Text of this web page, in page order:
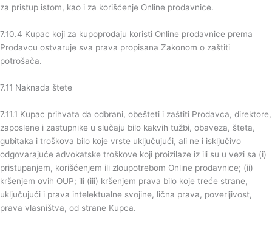
za pristup istom, kao i za korišćenje Online prodavnice.
7.10.4 Kupac koji za kupoprodaju koristi Online prodavnice prema
Prodavcu ostvaruje sva prava propisana Zakonom o zaštiti
potrošača.
7.11 Naknada štete
7.11.1 Kupac prihvata da odbrani, obešteti i zaštiti Prodavca, direktore,
zaposlene i zastupnike u slučaju bilo kakvih tužbi, obaveza, šteta,
gubitaka i troškova bilo koje vrste uključujući, ali ne i isključivo
odgovarajuće advokatske troškove koji proizilaze iz ili su u vezi sa (i)
pristupanjem, korišćenjem ili zloupotrebom Online prodavnice; (ii)
kršenjem ovih OUP; ili (iii) kršenjem prava bilo koje treće strane,
uključujući i prava intelektualne svojine, lična prava, poverljivost,
prava vlasništva, od strane Kupca.